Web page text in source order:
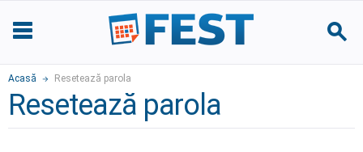
Acasă Resetează parola
Resetează parola